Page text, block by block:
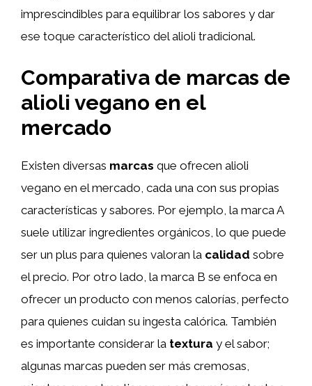
imprescindibles para equilibrar los sabores y dar
ese toque característico del alioli tradicional.
Comparativa de marcas de
alioli vegano en el
mercado
Existen diversas marcas que ofrecen alioli
vegano en el mercado, cada una con sus propias
características y sabores. Por ejemplo, la marca A
suele utilizar ingredientes orgánicos, lo que puede
ser un plus para quienes valoran la calidad sobre
el precio. Por otro lado, la marca B se enfoca en
ofrecer un producto con menos calorías, perfecto
para quienes cuidan su ingesta calórica. También
es importante considerar la textura y el sabor;
algunas marcas pueden ser más cremosas,